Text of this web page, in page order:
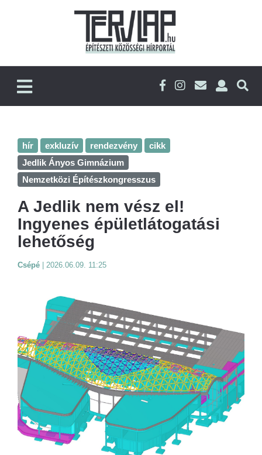
hír exkluzív rendezvény
cikk
Jedlik Ányos Gimnázium
Nemzetközi Építészkongresszus
A Jedlik nem vész el!
Ingyenes épületlátogatási
lehetőség
Csépé 2026.06.09. 11:25